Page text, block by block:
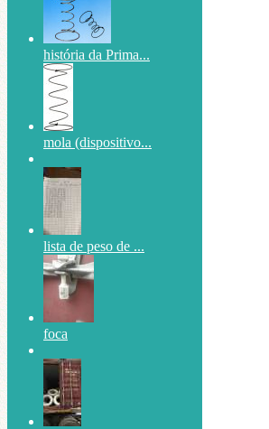
história da Prima...
mola (dispositivo...
lista de peso de ...
foca